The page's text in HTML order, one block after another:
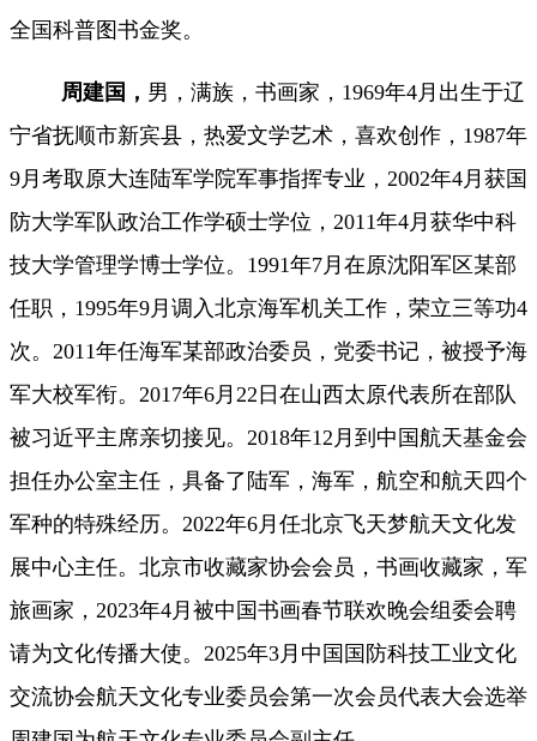
全国科普图书金奖。
周建国， 男，满族，书画家，1969年4月出生于辽
宁省抚顺市新宾县，热爱文学艺术，喜欢创作，1987年
9月考取原大连陆军学院军事指挥专业，2002年4月获国
防大学军队政治工作学硕士学位，2011年4月获华中科
技大学管理学博士学位。1991年7月在原沈阳军区某部
任职，1995年9月调入北京海军机关工作，荣立三等功4
次。2011年任海军某部政治委员，党委书记，被授予海
军大校军衔。2017年6月22日在山西太原代表所在部队
被习近平主席亲切接见。2018年12月到中国航天基金会
担任办公室主任，具备了陆军，海军，航空和航天四个
军种的特殊经历。2022年6月任北京飞天梦航天文化发
展中心主任。北京市收藏家协会会员，书画收藏家，军
旅画家，2023年4月被中国书画春节联欢晚会组委会聘
请为文化传播大使。2025年3月中国国防科技工业文化
交流协会航天文化专业委员会第一次会员代表大会选举